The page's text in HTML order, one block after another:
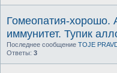
Гомеопатия-хорошо.
иммунитет. Тупик
Последнее сообщение TOJE
Ответы: 3